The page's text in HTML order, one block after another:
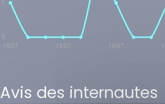
Avis des internautes